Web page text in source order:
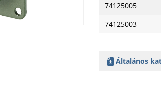
74125005
74125003
Általános